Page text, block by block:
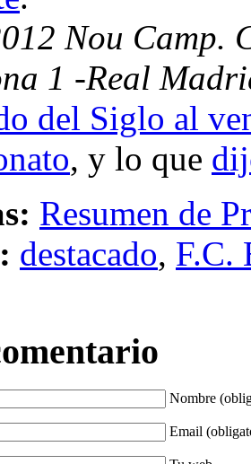
Nou Camp.
1 -Real
del Siglo al
, y lo que
Resumen de
destacado, F.C.
Nombre
Email